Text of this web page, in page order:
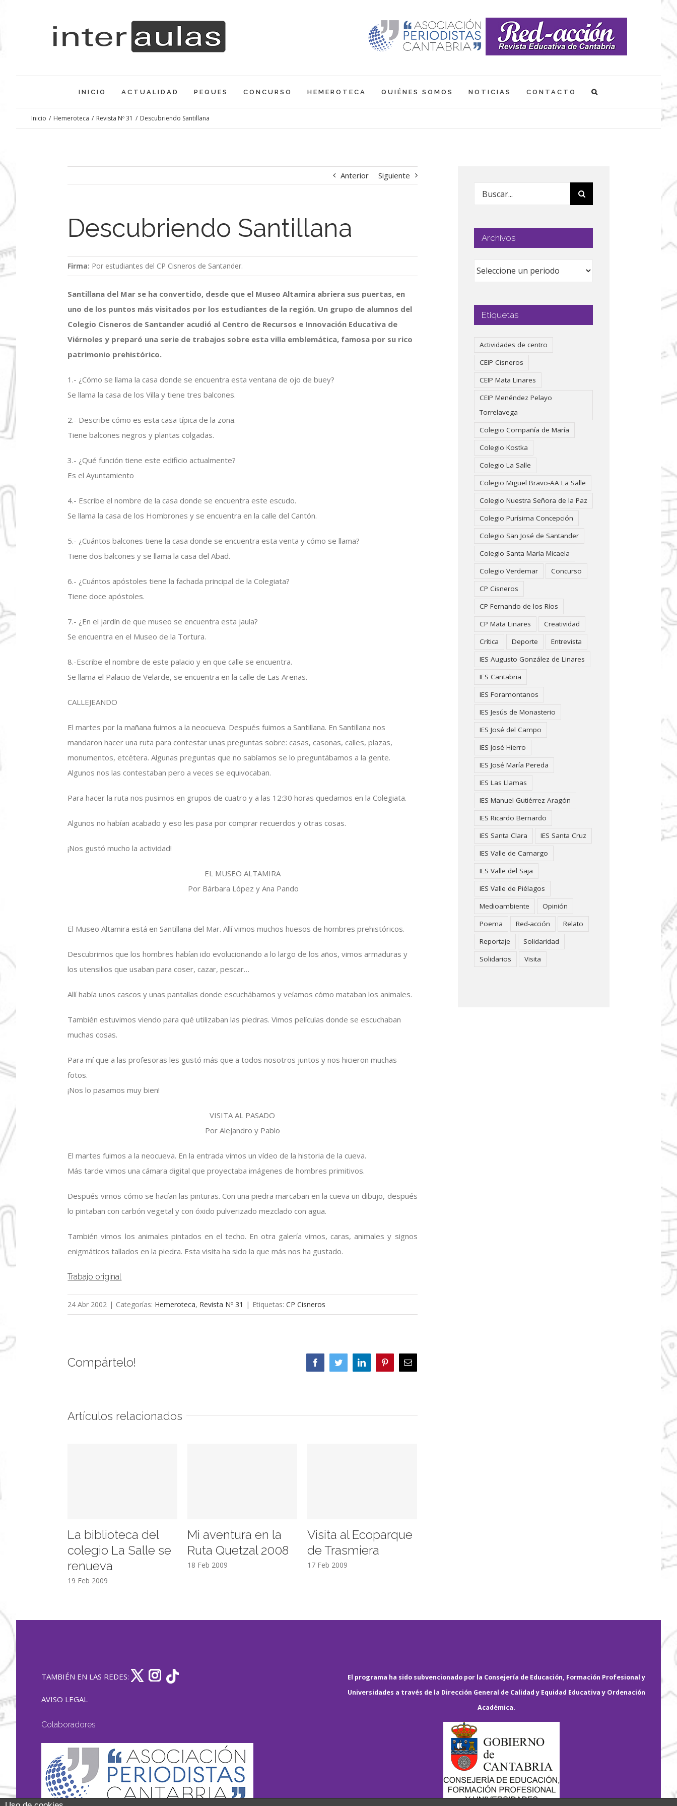
INICIO ACTUALIDAD PEQUES CONCURSO HEMEROTECA QUIÉNES SOMOS NOTICIAS CONTACTO
Inicio / Hemeroteca / Revista Nº 31 / Descubriendo Santillana
Anterior Siguiente
Descubriendo Santillana
Firma: Por estudiantes del CP Cisneros de Santander.
Santillana del Mar se ha convertido, desde que el Museo Altamira abriera sus puertas, en
uno de los puntos más visitados por los estudiantes de la región. Un grupo de alumnos del
Colegio Cisneros de Santander acudió al Centro de Recursos e Innovación Educativa de
Viérnoles y preparó una serie de trabajos sobre esta villa emblemática, famosa por su rico
patrimonio prehistórico.
1.- ¿Cómo se llama la casa donde se encuentra esta ventana de ojo de buey?
Se llama la casa de los Villa y tiene tres balcones.
2.- Describe cómo es esta casa típica de la zona.
Tiene balcones negros y plantas colgadas.
3.- ¿Qué función tiene este edificio actualmente?
Es el Ayuntamiento
4.- Escribe el nombre de la casa donde se encuentra este escudo.
Se llama la casa de los Hombrones y se encuentra en la calle del Cantón.
5.- ¿Cuántos balcones tiene la casa donde se encuentra esta venta y cómo se llama?
Tiene dos balcones y se llama la casa del Abad.
6.- ¿Cuántos apóstoles tiene la fachada principal de la Colegiata?
Tiene doce apóstoles.
7.- ¿En el jardín de que museo se encuentra esta jaula?
Se encuentra en el Museo de la Tortura.
8.-Escribe el nombre de este palacio y en que calle se encuentra.
Se llama el Palacio de Velarde, se encuentra en la calle de Las Arenas.
CALLEJEANDO
El martes por la mañana fuimos a la neocueva. Después fuimos a Santillana. En Santillana nos
mandaron hacer una ruta para contestar unas preguntas sobre: casas, casonas, calles, plazas,
monumentos, etcétera. Algunas preguntas que no sabíamos se lo preguntábamos a la gente.
Algunos nos las contestaban pero a veces se equivocaban.
Para hacer la ruta nos pusimos en grupos de cuatro y a las 12:30 horas quedamos en la Colegiata.
Algunos no habían acabado y eso les pasa por comprar recuerdos y otras cosas.
¡Nos gustó mucho la actividad!
EL MUSEO ALTAMIRA
Por Bárbara López y Ana Pando
El Museo Altamira está en Santillana del Mar. Allí vimos muchos huesos de hombres prehistóricos.
Descubrimos que los hombres habían ido evolucionando a lo largo de los años, vimos armaduras y
los utensilios que usaban para coser, cazar, pescar…
Allí había unos cascos y unas pantallas donde escuchábamos y veíamos cómo mataban los animales.
También estuvimos viendo para qué utilizaban las piedras. Vimos películas donde se escuchaban
muchas cosas.
Para mí que a las profesoras les gustó más que a todos nosotros juntos y nos hicieron muchas
fotos.
¡Nos lo pasamos muy bien!
VISITA AL PASADO
Por Alejandro y Pablo
El martes fuimos a la neocueva. En la entrada vimos un vídeo de la historia de la cueva.
Más tarde vimos una cámara digital que proyectaba imágenes de hombres primitivos.
Después vimos cómo se hacían las pinturas. Con una piedra marcaban en la cueva un dibujo, después
lo pintaban con carbón vegetal y con óxido pulverizado mezclado con agua.
También vimos los animales pintados en el techo. En otra galería vimos, caras, animales y signos
enigmáticos tallados en la piedra. Esta visita ha sido la que más nos ha gustado.
Trabajo original
24 Abr 2002 | Categorías: Hemeroteca, Revista Nº 31 | Etiquetas:CP Cisneros
Compártelo! FacebookTwitterLinkedIn PinterestCorreo
electrónico
Artículos relacionados
La biblioteca del
colegio La Salle se
renueva
19 Feb 2009
Mi aventura en la
Ruta Quetzal 2008
18 Feb 2009
Visita al Ecoparque
de Trasmiera
17 Feb 2009
Buscar:
Archivos
Etiquetas
Actividades de centro
CEIP Cisneros
CEIP Mata Linares
CEIP Menéndez Pelayo
Torrelavega
Colegio Compañía de María
Colegio Kostka
Colegio La Salle
Colegio Miguel Bravo-AA La Salle
Colegio Nuestra Señora de la Paz
Colegio Purísima Concepción
Colegio San José de Santander
Colegio Santa María Micaela
Colegio Verdemar
Concurso
CP Cisneros
CP Fernando de los Ríos
CP Mata Linares
Creatividad
Crítica
Deporte
Entrevista
IES Augusto González de Linares
IES Cantabria
IES Foramontanos
IES Jesús de Monasterio
IES José del Campo
IES José Hierro
IES José María Pereda
IES Las Llamas
IES Manuel Gutiérrez Aragón
IES Ricardo Bernardo
IES Santa Clara
IES Santa Cruz
IES Valle de Camargo
IES Valle del Saja
IES Valle de Piélagos
Medioambiente
Opinión
Poema
Red-acción
Relato
Reportaje
Solidaridad
Solidarios
Visita
TAMBIÉN EN LAS REDES:
AVISO LEGAL
Colaboradores
El programa ha sido subvencionado por la Consejería de Educación, Formación Profesional y
Universidades a través de la Dirección General de Calidad y Equidad Educativa y Ordenación
Académica.